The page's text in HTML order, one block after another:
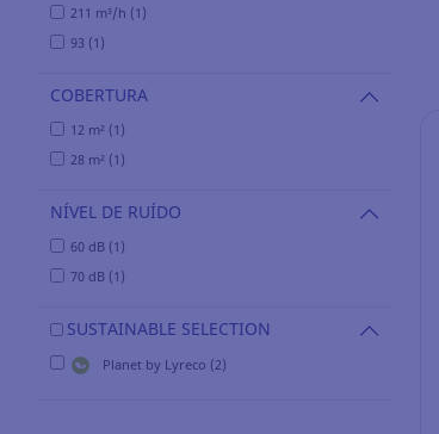
211 m³/h (1)
93 (1)
COBERTURA
12 m² (1)
28 m² (1)
NÍVEL DE RUÍDO
60 dB (1)
70 dB (1)
SUSTAINABLE SELECTION
Planet by Lyreco (2)